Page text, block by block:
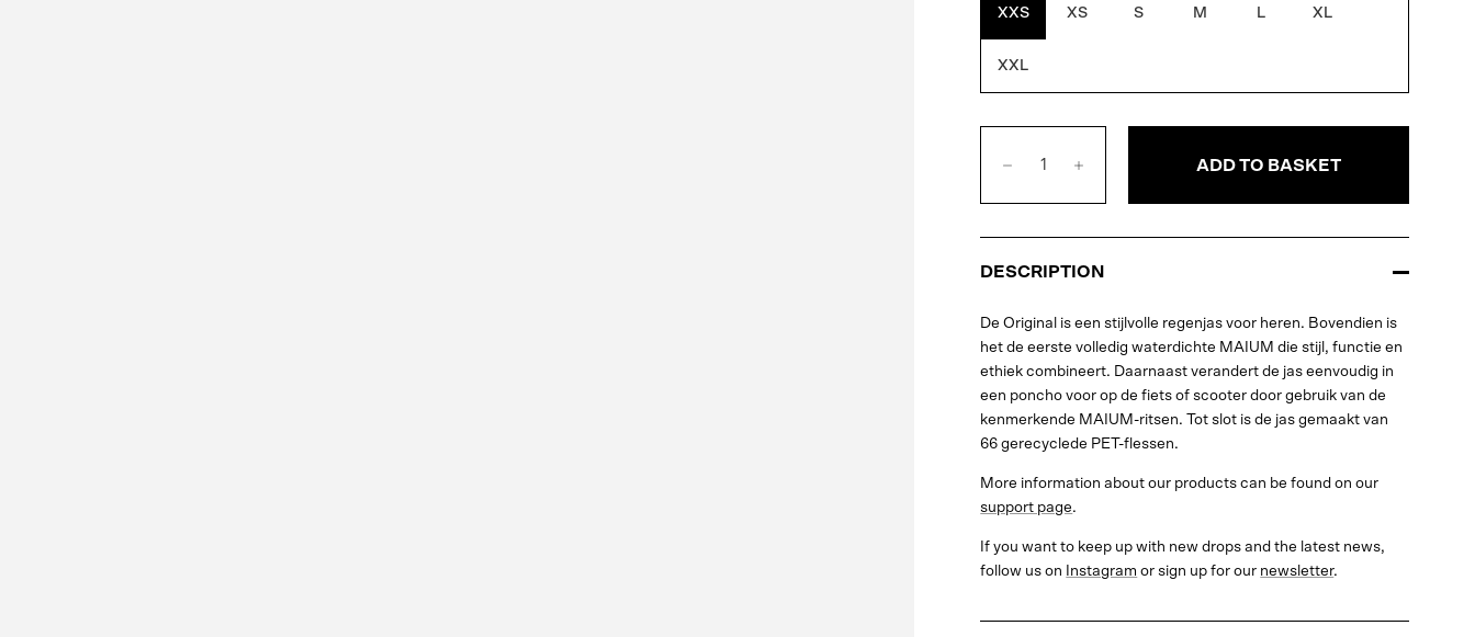
XXS XS S M L XL
XXL
ADD TO BASKET
DESCRIPTION
De Original is een stijlvolle regenjas voor heren. Bovendien is
het de eerste volledig waterdichte MAIUM die stijl, functie en
ethiek combineert. Daarnaast verandert de jas eenvoudig in
een poncho voor op de fiets of scooter door gebruik van de
kenmerkende MAIUM-ritsen. Tot slot is de jas gemaakt van
66 gerecyclede PET-flessen.
More information about our products can be found on our
support page.
If you want to keep up with new drops and the latest news,
follow us on
Instagram or sign up for our newsletter.